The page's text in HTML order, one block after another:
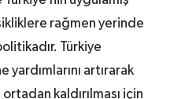
rağmen yerinde
Türkiye
artırarak
kaldırılması için